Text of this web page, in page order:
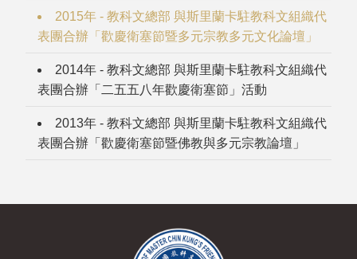
2015年 - 教科文總部 與斯里蘭卡駐教科文組織代
表團合辦「歡慶衛塞節暨多元宗教多元文化論壇」
2014年 - 教科文總部 與斯里蘭卡駐教科文組織代
表團合辦「二五五八年歡慶衛塞節」活動
2013年 - 教科文總部 與斯里蘭卡駐教科文組織代
表團合辦「歡慶衛塞節暨佛教與多元宗教論壇」